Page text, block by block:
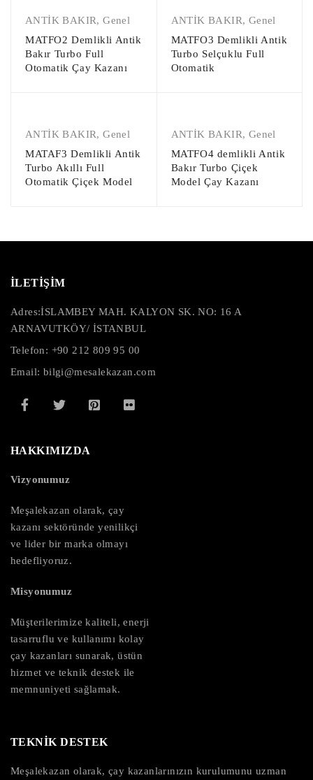
ANTİK BAKIR,Genel
MATFO2 Demlikli Antik
Bakır Turbo Full
Otomatik Çay Kazanı
ANTİK BAKIR, Genel
MATFO3 Demlikli Antik
Turbo Selçuklu Full
Otomatik
ANTİK BAKIR,Genel
MATAF3 Demlikli Antik
Turbo Akıllı Full
Otomatik Çiçek Model
ANTİK BAKIR, Genel
MATFO4 demlikli Antik
Bakır Turbo Çiçek
Model Çay Kazanı
İLETİŞİM
Adres:İSLAMBEY MAH. KALYON SK. NO: 16 A
ARNAVUTKÖY/ İSTANBUL
Telefon: +90 212 809 95 00
Email: bilgi@mesalekazan.com
HAKKIMIZDA
Vizyonumuz
Meşalekazan olarak, çay
kazanı sektöründe yenilikçi
ve lider bir marka olmayı
hedefliyoruz.
Misyonumuz
Müşterilerimize kaliteli, enerji
tasarruflu ve kullanımı kolay
çay kazanları sunarak, üstün
hizmet ve teknik destek ile
memnuniyeti sağlamak.
TEKNİK DESTEK
Meşalekazan olarak, çay kazanlarınızın kurulumunu uzman